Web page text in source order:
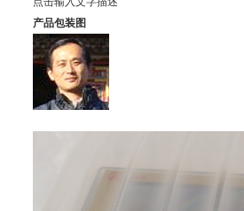
产品包装图